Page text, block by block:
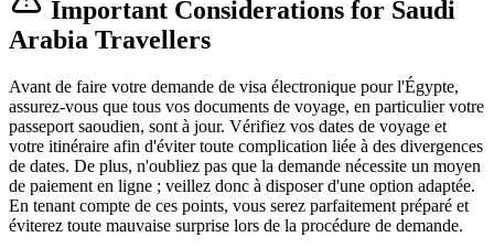
Important Considerations for Saudi
Arabia Travellers
Avant de faire votre demande de visa électronique pour l'Égypte,
assurez-vous que tous vos documents de voyage, en particulier votre
passeport saoudien, sont à jour. Vérifiez vos dates de voyage et
votre itinéraire afin d'éviter toute complication liée à des divergences
de dates. De plus, n'oubliez pas que la demande nécessite un moyen
de paiement en ligne ; veillez donc à disposer d'une option adaptée.
En tenant compte de ces points, vous serez parfaitement préparé et
éviterez toute mauvaise surprise lors de la procédure de demande.